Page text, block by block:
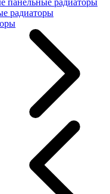
панельные радиаторы
радиаторы